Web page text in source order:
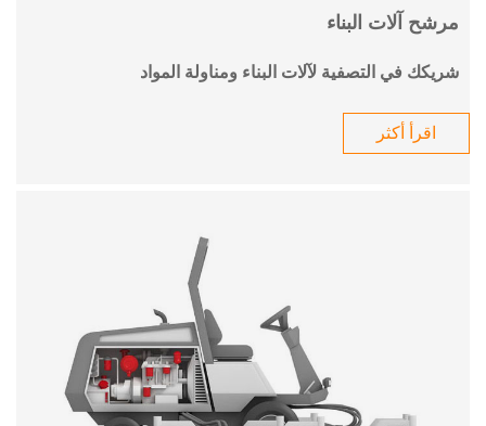
مرشح آلات البناء
شريكك في التصفية لآلات البناء ومناولة المواد
اقرأ أكثر